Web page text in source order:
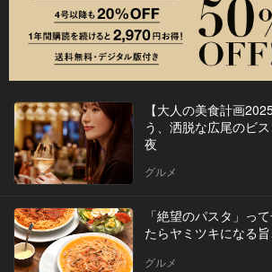
【大人の美食計画
う、洒脱な広尾のビ
夜
グルメ
「絶望のパスタ」っ
たらヤミツキになる
グルメ